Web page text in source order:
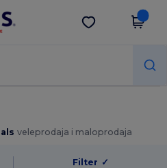
Preuzmi app
veleprodaja i maloprodaja
Filter ✓